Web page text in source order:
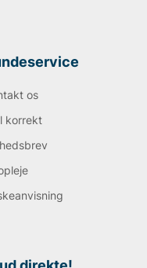
os
korrekt